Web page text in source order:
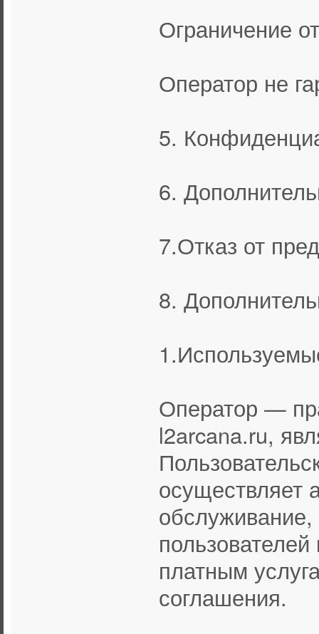
Ограничение
Оператор не
5.
6.
7.Отказ от
8.
Оператор —
l2arcana.ru,
осуществляет
обслуживание,
платным
соглашения.